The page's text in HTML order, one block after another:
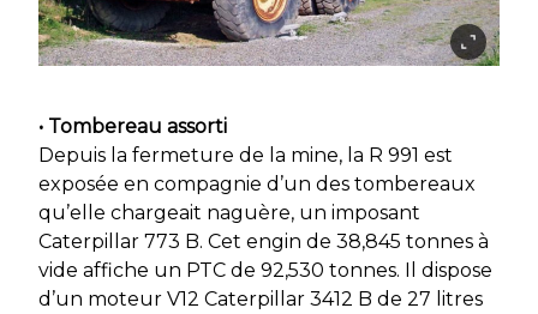
• Tombereau assorti
Depuis la fermeture de la mine, la R 991 est
exposée en compagnie d’un des tombereaux
qu’elle chargeait naguère, un imposant
Caterpillar 773 B. Cet engin de 38,845 tonnes à
vide affiche un PTC de 92,530 tonnes. Il dispose
d’un moteur V12 Caterpillar 3412 B de 27 litres